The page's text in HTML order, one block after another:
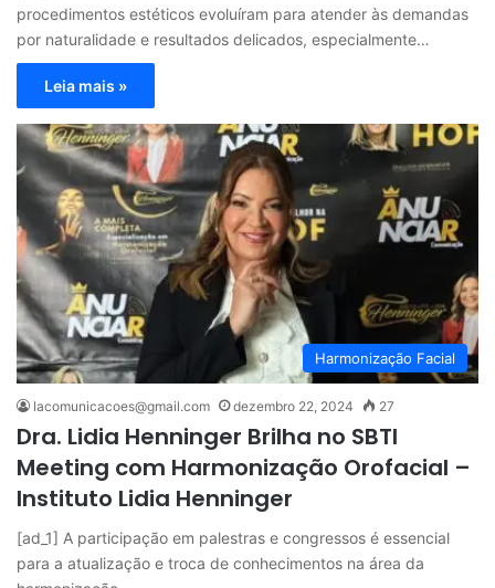
procedimentos estéticos evoluíram para atender às demandas
por naturalidade e resultados delicados, especialmente…
Leia mais »
Harmonização Facial
lacomunicacoes@gmail.com dezembro 22, 2024 27
Dra. Lidia Henninger Brilha no SBTI
Meeting com Harmonização Orofacial –
Instituto Lidia Henninger
[ad_1] A participação em palestras e congressos é essencial
para a atualização e troca de conhecimentos na área da